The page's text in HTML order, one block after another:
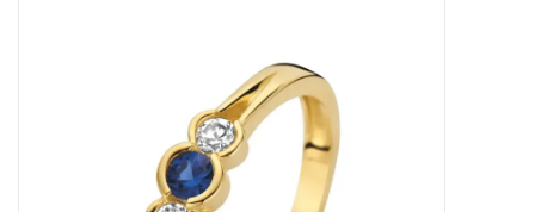
Cadeaukaarten